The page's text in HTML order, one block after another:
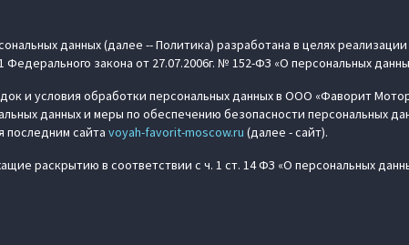
данных (далее -- Политика) разработана в целях
Федерального закона от 27.07.2006г. № 152-ФЗ «О персональных
и условия обработки персональных данных в ООО «Фаворит
данных и меры по обеспечению безопасности персональных
последним сайта voyah-favorit-moscow.ru (далее - сайт).
раскрытию в соответствии с ч. 1 ст. 14 ФЗ «О персональных